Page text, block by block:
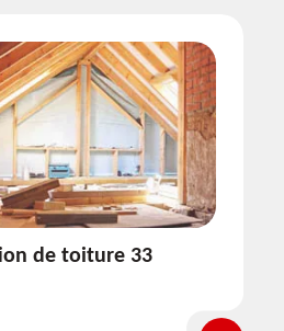
nettoyage de